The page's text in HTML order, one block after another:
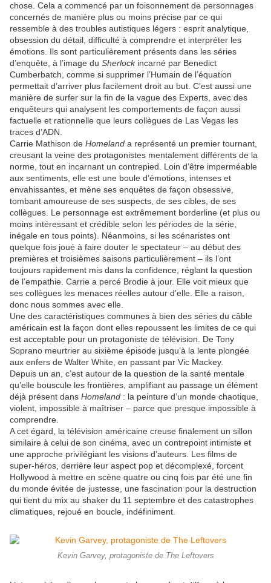
chose. Cela a commencé par un foisonnement de personnages
concernés de manière plus ou moins précise par ce qui
ressemble à des troubles autistiques légers : esprit analytique,
obsession du détail, difficulté à comprendre et interpréter les
émotions. Ils sont particulièrement présents dans les séries
d’enquête, à l’image du Sherlockincarné par Benedict
Cumberbatch, comme si supprimer l’Humain de l’équation
permettait d’arriver plus facilement droit au but. C’est aussi une
manière de surfer sur la fin de la vague des Experts, avec des
enquêteurs qui analysent les comportements de façon aussi
factuelle et rationnelle que leurs collègues de Las Vegas les
traces d’ADN.
Carrie Mathison de Homeland a représenté un premier tournant,
creusant la veine des protagonistes mentalement différents de la
norme, tout en incarnant un contrepied. Loin d’être imperméable
aux sentiments, elle est une boule d’émotions, intenses et
envahissantes, et mène ses enquêtes de façon obsessive,
tombant amoureuse de ses suspects, de ses cibles, de ses
collègues. Le personnage est extrêmement borderline (et plus ou
moins intéressant et crédible selon les périodes de la série,
inégale en tous points). Néanmoins, si les scénaristes ont
quelque fois joué à faire douter le spectateur – au début des
premières et troisièmes saisons particulièrement – ils l’ont
toujours rapidement mis dans la confidence, réglant la question
de l’empathie. Carrie a percé Brodie à jour. Elle voit mieux que
ses collègues les menaces réelles autour d’elle. Elle a raison,
donc nous sommes avec elle.
Une des caractéristiques communes à bien des séries du câble
américain est la façon dont elles repoussent les limites de ce qui
est acceptable pour un protagoniste de télévision. De Tony
Soprano meurtrier au sixième épisode jusqu’à la lente plongée
aux enfers de Walter White, en passant par Vic Mackey.
Depuis un an, c’est autour de la question de la santé mentale
qu’elle bouscule les frontières, amplifiant au passage un élément
déjà présent dans Homeland : la peinture d’un monde chaotique,
violent, impossible à maîtriser – parce que presque impossible à
comprendre.
A cet égard, la télévision américaine creuse finalement un sillon
similaire à celui de son cinéma, avec un contrepoint intimiste et
une approche privilégiant les visions d’auteurs. Les films de
super-héros, derrière leur aspect pop et décomplexé, forcent
Hollywood à mettre en scène quatre ou cinq fois par été une fin
du monde évitée de justesse, une fascination pour la destruction
qui tient du mix au shaker du 11 septembre et des catastrophes
climatiques, rejoué en boucle, indéfiniment.
Kevin Garvey, protagoniste de The Leftovers